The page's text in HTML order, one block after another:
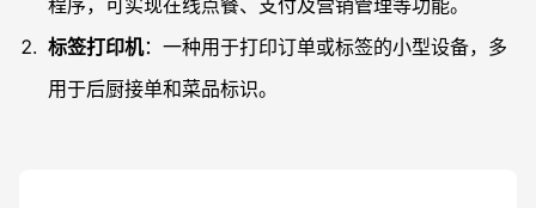
程序，可实现在线点餐、支付及营销管理等功能。
标签打印机：一种用于打印订单或标签的小型设备，多
用于后厨接单和菜品标识。